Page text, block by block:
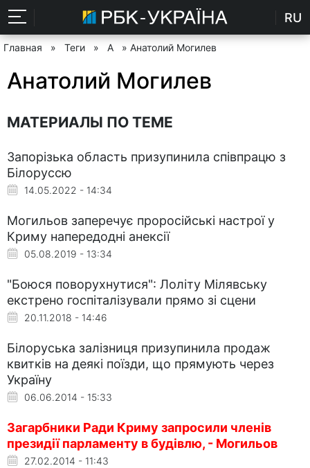
RU
Главная » Теги » А » Анатолий Могилев
Анатолий Могилев
МАТЕРИАЛЫ ПО ТЕМЕ
Запорізька область призупинила співпрацю з
Білоруссю
14.05.2022 - 14:34
Могильов заперечує проросійські настрої у
Криму напередодні анексії
05.08.2019 - 13:34
"Боюся поворухнутися": Лоліту Мілявську
екстрено госпіталізували прямо зі сцени
20.11.2018 - 14:46
Білоруська залізниця призупинила продаж
квитків на деякі поїзди, що прямують через
Україну
06.06.2014 - 15:33
Загарбники Ради Криму запросили членів
президії парламенту в будівлю, - Могильов
27.02.2014 - 11:43